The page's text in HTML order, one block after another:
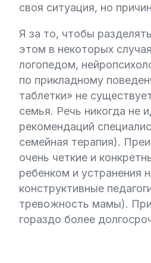
своя ситуация, но
Я за то, чтобы
этом в некоторых
логопедом,
по прикладному
таблетки» не
семья. Речь никогда не
рекомендаций
семейная терапия).
очень четкие и
ребенком и устранения
конструктивные
тревожность мамы). При
гораздо более